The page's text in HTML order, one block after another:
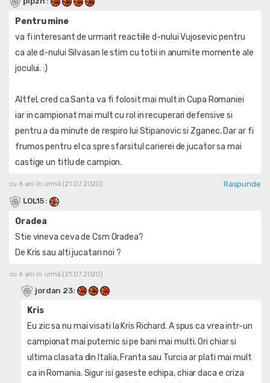
Pentru mine
va fi interesant de urmarit reactiile d-nului Vujosevic pentru
ca ale d-nului Silvasan le stim cu totii in anumite momente ale
jocului. :)
Altfel, cred ca Santa va fi folosit mai mult in Cupa Romaniei
iar in campionat mai mult cu rol in recuperari defensive si
pentru a da minute de respiro lui Stipanovic si Zganec. Dar ar fi
frumos pentru el ca spre sfarsitul carierei de jucator sa mai
castige un titlu de campion.
cu 6 ani în urmă (21.07.2020)
Raspunde
LOL15 :
Oradea
Stie vineva ceva de Csm Oradea?
De Kris sau alti jucatari noi ?
cu 6 ani în urmă (21.07.2020)
jordan 23:
Kris
Eu zic sa nu mai visati la Kris Richard. A spus ca vrea intr-un
campionat mai puternic si pe bani mai multi. Ori chiar si
ultima clasata din Italia, Franta sau Turcia ar plati mai mult
ca in Romania. Sigur isi gaseste echipa, chiar daca e criza